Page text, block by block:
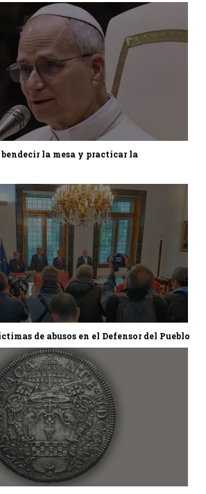
la mesa y practicar la
de abusos en el Defensor del Pueblo